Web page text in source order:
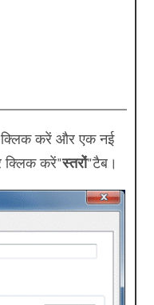
क्लिक करें और एक नई
क्लिक करें"स्तरों"टैब।